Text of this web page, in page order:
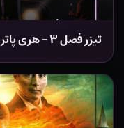
تیزر فصل ۳ – هری پاتر و زندانی آزکابان